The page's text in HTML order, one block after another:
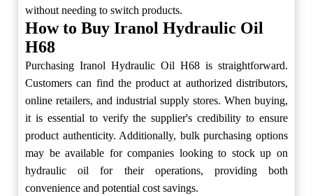
without needing to switch products.
How to Buy Iranol Hydraulic Oil
H68
Purchasing Iranol Hydraulic Oil H68 is straightforward.
Customers can find the product at authorized distributors,
online retailers, and industrial supply stores. When buying,
it is essential to verify the supplier's credibility to ensure
product authenticity. Additionally, bulk purchasing options
may be available for companies looking to stock up on
hydraulic oil for their operations, providing both
convenience and potential cost savings.